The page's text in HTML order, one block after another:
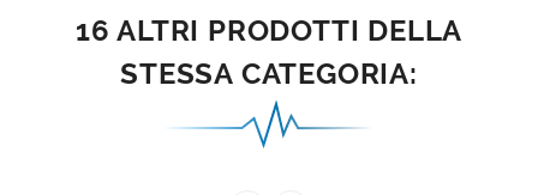
16 ALTRI PRODOTTI DELLA
STESSA CATEGORIA: